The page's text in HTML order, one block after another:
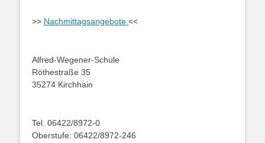
>> Nachmittagsangebote <<
Alfred-Wegener-Schule
Röthestraße 35
35274 Kirchhain
Tel. 06422/8972-0
Oberstufe: 06422/8972-246